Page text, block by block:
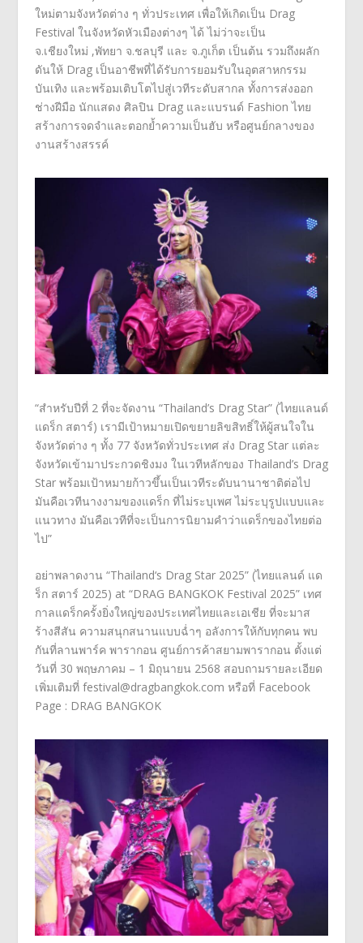
ใหม่ตามจังหวัดต่าง ๆ ทั่วประเทศ เพื่อให้เกิดเป็น Drag
Festival ในจังหวัดหัวเมืองต่างๆ ได้ ไม่ว่าจะเป็น
จ.เชียงใหม่ ,พัทยา จ.ชลบุรี และ จ.ภูเก็ต เป็นต้น รวมถึงผลัก
ดันให้ Drag เป็นอาชีพที่ได้รับการยอมรับในอุตสาหกรรม
บันเทิง และพร้อมเติบโตไปสู่เวทีระดับสากล ทั้งการส่งออก
ช่างฝีมือ นักแสดง ศิลปิน Drag และแบรนด์ Fashionไทย
สร้างการจดจำและตอกย้ำความเป็นฮับ หรือศูนย์กลางของ
งานสร้างสรรค์
“สำหรับปีที่ 2 ที่จะจัดงาน “Thailand’s Drag Star” (ไทยแลนด์
แดร็ก สตาร์) เรามีเป้าหมายเปิดขยายลิขสิทธิ์ให้ผู้สนใจใน
จังหวัดต่าง ๆ ทั้ง 77จังหวัดทั่วประเทศ ส่ง Drag Star แต่ละ
จังหวัดเข้ามาประกวดชิงมง ในเวทีหลักของ Thailand’s Drag
Star พร้อมเป้าหมายก้าวขึ้นเป็นเวทีระดับนานาชาติต่อไป
มันคือเวทีนางงามของแดร็ก ที่ไม่ระบุเพศ ไม่ระบุรูปแบบและ
แนวทาง มันคือเวทีที่จะเป็นการนิยามคำว่าแดร็กของไทยต่อ
ไป”
อย่าพลาดงาน “Thailand‘s Drag Star 2025” (ไทยแลนด์ แด
ร็ก สตาร์ 2025) at “DRAG BANGKOK Festival 2025” เทศ
กาลแดร็กครั้งยิ่งใหญ่ของประเทศไทยและเอเชีย ที่จะมาส
ร้างสีสัน ความสนุกสนานแบบฉ่ำๆ อลังการให้กับทุกคน พบ
กันที่ลานพาร์ค พารากอน ศูนย์การค้าสยามพารากอน ตั้งแต่
วันที่ 30 พฤษภาคม – 1 มิถุนายน 2568 สอบถามรายละเอียด
เพิ่มเติมที่ festival@dragbangkok.com หรือที่ Facebook
Page : DRAG BANGKOK